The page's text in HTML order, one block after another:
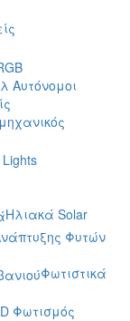
Αυτόνομοι
Ηλιακά Solar
Φωτιστικά
Φωτισμός